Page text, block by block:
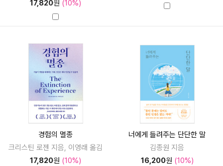
17,820원 (10%)
경험의 멸종
크리스틴 로젠 지음, 이영래 옮김
17,820원 (10%)
너에게 들려주는 단단한 말
김종원 지음
16,200원 (10%)